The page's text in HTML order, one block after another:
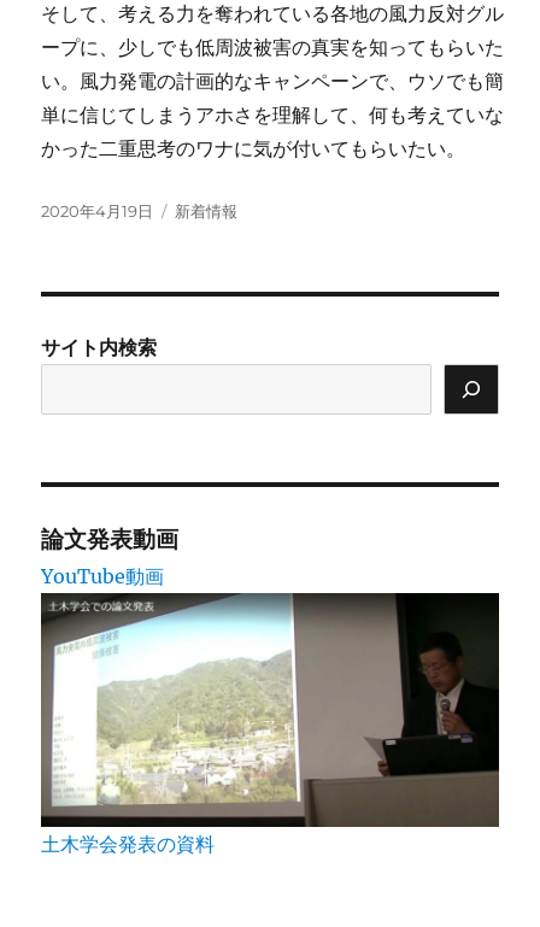
そして、考える力を奪われている各地の風力反対グル
ープに、少しでも低周波被害の真実を知ってもらいた
い。風力発電の計画的なキャンペーンで、ウソでも簡
単に信じてしまうアホさを理解して、何も考えていな
かった二重思考のワナに気が付いてもらいたい。
投
2020年4月19日
カ
新着情報
サイト内検索
論文発表動画
YouTube動画
土木学会発表の資料